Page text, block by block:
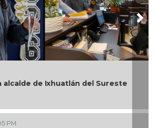
la Marquesa hubo retiro de árboles
riesgos; no es tala ilegal
PM